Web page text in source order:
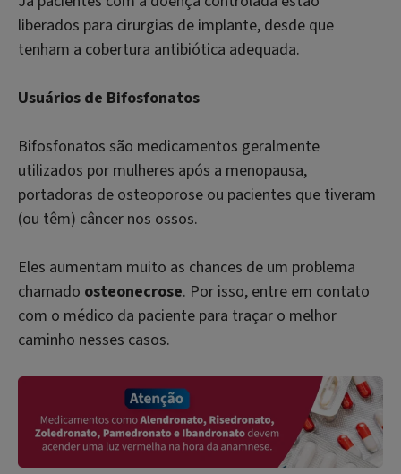
liberados para cirurgias de implante, desde que
tenham a cobertura antibiótica adequada.
Usuários de Bifosfonatos
Bifosfonatos são medicamentos geralmente
utilizados por mulheres após a menopausa,
portadoras de osteoporose ou pacientes que tiveram
(ou têm) câncer nos ossos.
Eles aumentam muito as chances de um problema
chamado osteonecrose. Por isso, entre em contato
com o médico da paciente para traçar o melhor
caminho nesses casos.